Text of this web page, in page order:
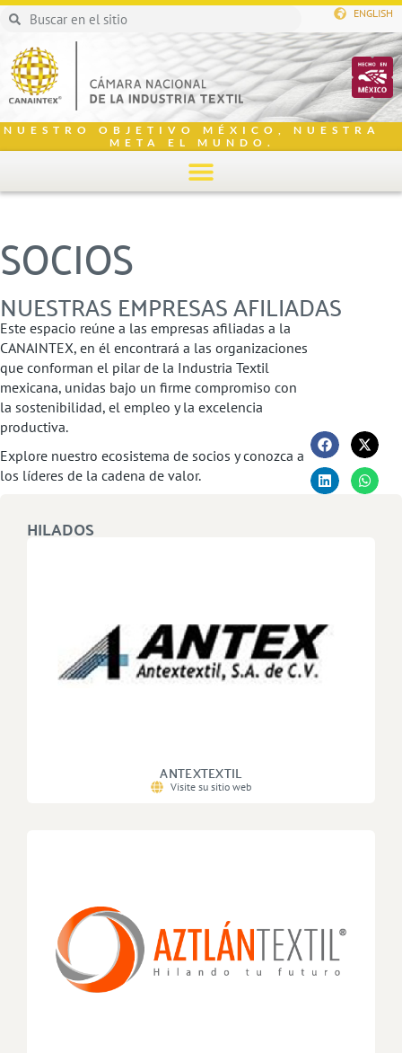
ENGLISH
NUESTRO OBJETIVO MÉXICO, NUESTRA
META EL MUNDO.
SOCIOS
NUESTRAS EMPRESAS AFILIADAS
Este espacio reúne a las empresas afiliadas a la
CANAINTEX, en él encontrará a las organizaciones
que conforman el pilar de la Industria Textil
mexicana, unidas bajo un firme compromiso con
la sostenibilidad, el empleo y la excelencia
productiva.
Explore nuestro ecosistema de socios y conozca a
los líderes de la cadena de valor.
HILADOS
ANTEXTEXTIL
Visite su sitio web